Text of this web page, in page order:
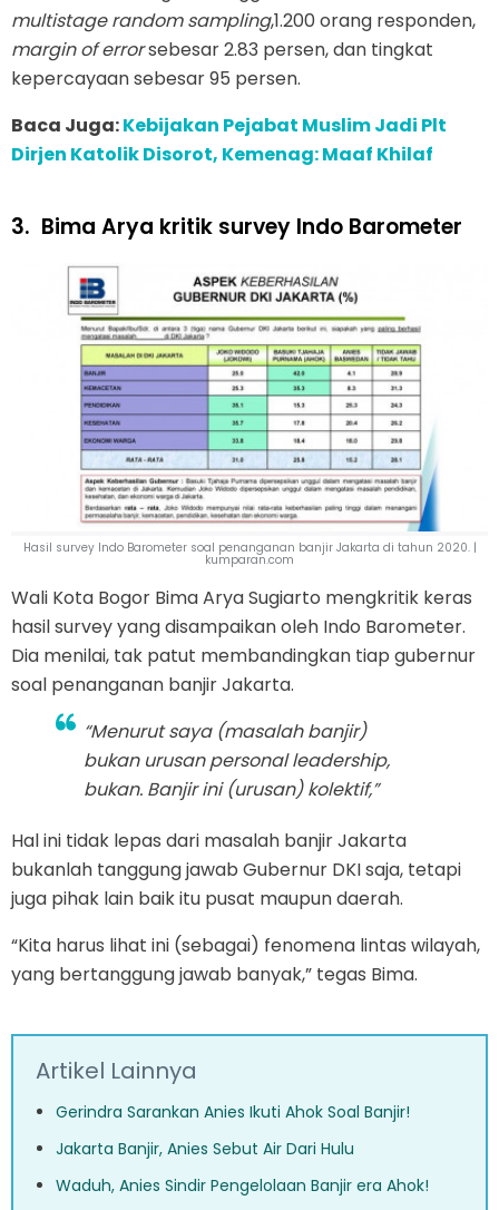
multistage random sampling,1.200 orang responden,
margin of errorsebesar 2.83 persen, dan tingkat
kepercayaan sebesar 95 persen.
Baca Juga:Kebijakan Pejabat Muslim Jadi Plt
Dirjen Katolik Disorot, Kemenag: Maaf Khilaf
3. Bima Arya kritik survey Indo Barometer
Hasil survey Indo Barometer soal penanganan banjir Jakarta di tahun 2020. |
kumparan.com
Wali Kota Bogor Bima Arya Sugiarto mengkritik keras
hasil survey yang disampaikan oleh Indo Barometer.
Dia menilai, tak patut membandingkan tiap gubernur
soal penanganan banjir Jakarta.
“Menurut saya (masalah banjir)
bukan urusan personal leadership,
bukan. Banjir ini (urusan) kolektif,”
Hal ini tidak lepas dari masalah banjir Jakarta
bukanlah tanggung jawab Gubernur DKI saja, tetapi
juga pihak lain baik itu pusat maupun daerah.
“Kita harus lihat ini (sebagai) fenomena lintas wilayah,
yang bertanggung jawab banyak,” tegas Bima.
Artikel Lainnya
Gerindra Sarankan Anies Ikuti Ahok Soal Banjir!
Jakarta Banjir, Anies Sebut Air Dari Hulu
Waduh, Anies Sindir Pengelolaan Banjir era Ahok!